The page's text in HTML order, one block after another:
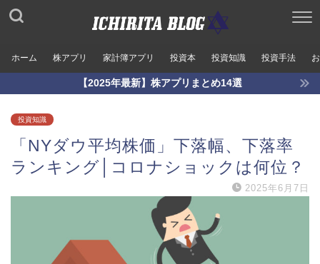
ホーム 株アプリ 家計簿アプリ 投資本 投資知識 投資手法
【2025年最新】株アプリまとめ14選
投資知識
「NYダウ平均株価」下落幅、下落率
ランキング│コロナショックは何位？
2025年6月7日